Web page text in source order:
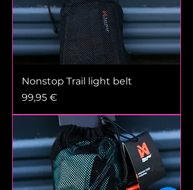
Nonstop Trail light belt
Prix
99,95 €